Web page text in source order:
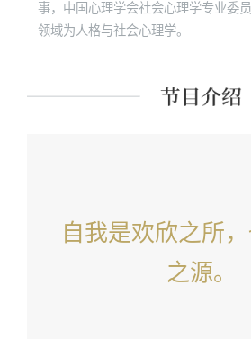
事，中国心理学会社会心理学专业委
领域为人格与社会心理学。
自我是欢欣之所
之源。